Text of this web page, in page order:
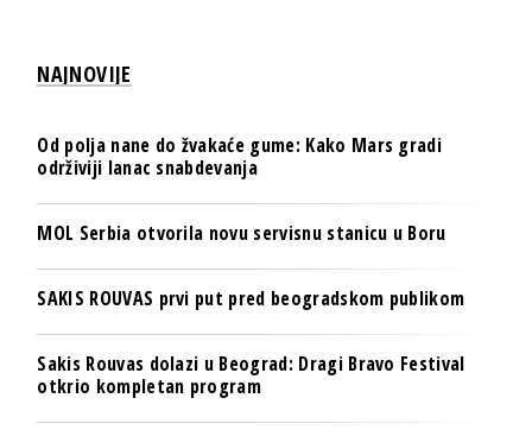
NAJNOVIJE
Od polja nane do žvakaće gume: Kako Mars gradi
održiviji lanac snabdevanja
MOL Serbia otvorila novu servisnu stanicu u Boru
SAKIS ROUVAS prvi put pred beogradskom publikom
Sakis Rouvas dolazi u Beograd: Dragi Bravo Festival
otkrio kompletan program